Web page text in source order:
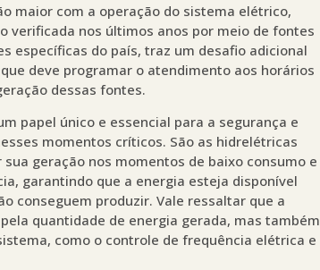
maior com a operação do sistema elétrico,
verificada nos últimos anos por meio de fontes
específicas do país, traz um desafio adicional
deve programar o atendimento aos horários
dessas fontes.
papel único e essencial para a segurança e
momentos críticos. São as hidrelétricas
geração nos momentos de baixo consumo e
garantindo que a energia esteja disponível
conseguem produzir. Vale ressaltar que a
quantidade de energia gerada, mas também
como o controle de frequência elétrica e